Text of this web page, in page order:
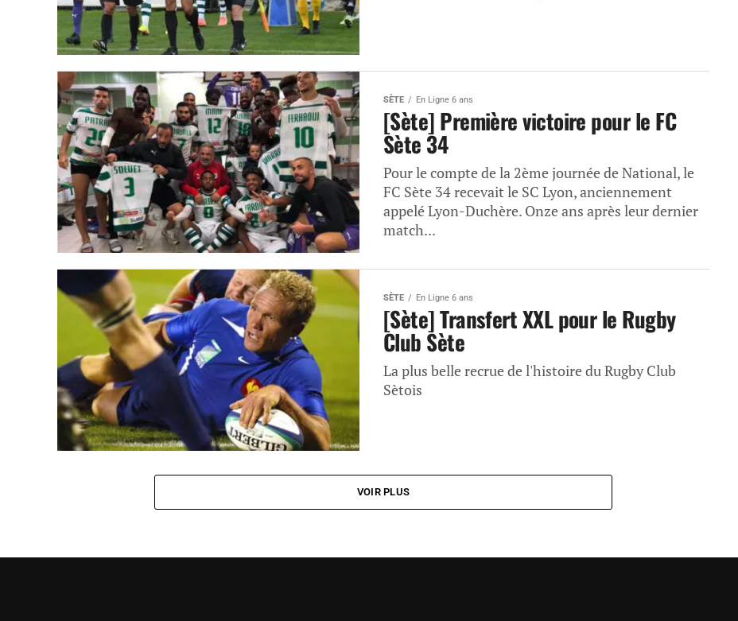
SÈTE En Ligne 6 ans
[Sète] Première victoire pour le FC
Sète 34
Pour le compte de la 2ème journée de National, le
FC Sète 34 recevait le SC Lyon, anciennement
appelé Lyon-Duchère. Onze ans après leur dernier
match...
SÈTE En Ligne 6 ans
[Sète] Transfert XXL pour le Rugby
Club Sète
La plus belle recrue de l'histoire du Rugby Club
Sètois
VOIR PLUS